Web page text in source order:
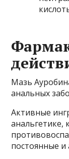
Мазь
анальных
Активные
постоянные и